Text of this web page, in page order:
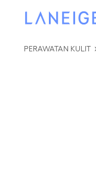
LANEIGE
PERAWATAN KULIT